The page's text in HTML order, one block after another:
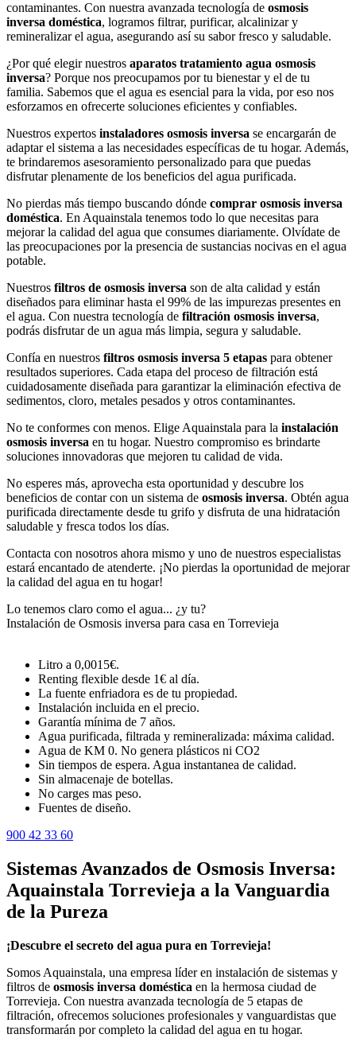
contaminantes. Con nuestra avanzada tecnología de osmosis
inversa doméstica, logramos filtrar, purificar, alcalinizar y
remineralizar el agua, asegurando así su sabor fresco y saludable.
¿Por qué elegir nuestros aparatos tratamiento agua osmosis
inversa? Porque nos preocupamos por tu bienestar y el de tu
familia. Sabemos que el agua es esencial para la vida, por eso nos
esforzamos en ofrecerte soluciones eficientes y confiables.
Nuestros expertos instaladores osmosis inversa se encargarán de
adaptar el sistema a las necesidades específicas de tu hogar. Además,
te brindaremos asesoramiento personalizado para que puedas
disfrutar plenamente de los beneficios del agua purificada.
No pierdas más tiempo buscando dónde comprar osmosis inversa
doméstica. En Aquainstala tenemos todo lo que necesitas para
mejorar la calidad del agua que consumes diariamente. Olvídate de
las preocupaciones por la presencia de sustancias nocivas en el agua
potable.
Nuestros filtros de osmosis inversa son de alta calidad y están
diseñados para eliminar hasta el 99% de las impurezas presentes en
el agua. Con nuestra tecnología de filtración osmosis inversa,
podrás disfrutar de un agua más limpia, segura y saludable.
Confía en nuestros filtros osmosis inversa 5 etapas para obtener
resultados superiores. Cada etapa del proceso de filtración está
cuidadosamente diseñada para garantizar la eliminación efectiva de
sedimentos, cloro, metales pesados y otros contaminantes.
No te conformes con menos. Elige Aquainstala para la instalación
osmosis inversa en tu hogar. Nuestro compromiso es brindarte
soluciones innovadoras que mejoren tu calidad de vida.
No esperes más, aprovecha esta oportunidad y descubre los
beneficios de contar con un sistema de osmosis inversa. Obtén agua
purificada directamente desde tu grifo y disfruta de una hidratación
saludable y fresca todos los días.
Contacta con nosotros ahora mismo y uno de nuestros especialistas
estará encantado de atenderte. ¡No pierdas la oportunidad de mejorar
la calidad del agua en tu hogar!
Lo tenemos claro como el agua... ¿y tu?
Instalación de Osmosis inversa para casa en Torrevieja
Litro a 0,0015€.
Renting flexible desde 1€ al día.
La fuente enfriadora es de tu propiedad.
Instalación incluida en el precio.
Garantía mínima de 7 años.
Agua purificada, filtrada y remineralizada: máxima calidad.
Agua de KM 0. No genera plásticos ni CO2
Sin tiempos de espera. Agua instantanea de calidad.
Sin almacenaje de botellas.
No carges mas peso.
Fuentes de diseño.
900 42 33 60
Sistemas Avanzados de Osmosis Inversa:
Aquainstala Torrevieja a la Vanguardia
de la Pureza
¡Descubre el secreto del agua pura en Torrevieja!
Somos Aquainstala, una empresa líder en instalación de sistemas y
filtros de osmosis inversa doméstica en la hermosa ciudad de
Torrevieja. Con nuestra avanzada tecnología de 5 etapas de
filtración, ofrecemos soluciones profesionales y vanguardistas que
transformarán por completo la calidad del agua en tu hogar.